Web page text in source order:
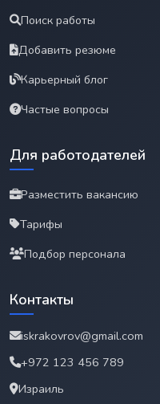
Поиск работы
Добавить резюме
Карьерный блог
Частые вопросы
Для работодателей
Разместить вакансию
Тарифы
Подбор персонала
Контакты
iskrakovrov@gmail.com
+972 123 456 789
Израиль